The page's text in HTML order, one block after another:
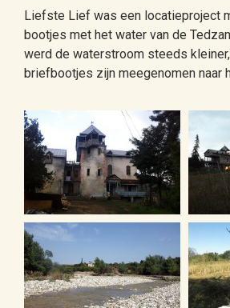
Liefste Lief was een locatieproject
bootjes met het water van de
werd de waterstroom steeds
briefbootjes zijn meegenomen naar